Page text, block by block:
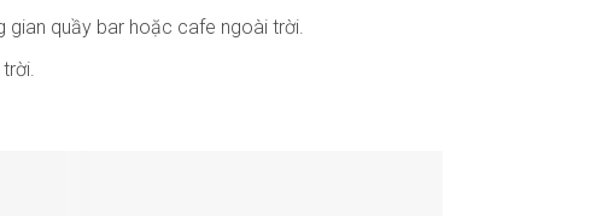
gian quầy bar hoặc cafe ngoài trời.